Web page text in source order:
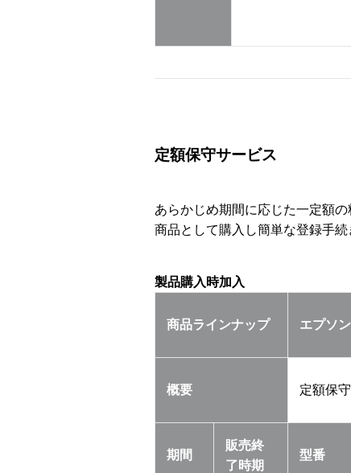
定額保守サービス
あらかじめ期間に応じた一定額
商品として購入し簡単な登録手
製品購入時加入
商品ラインナップ エプソ
概要 定額保
期間
販売終
了 時期
型番